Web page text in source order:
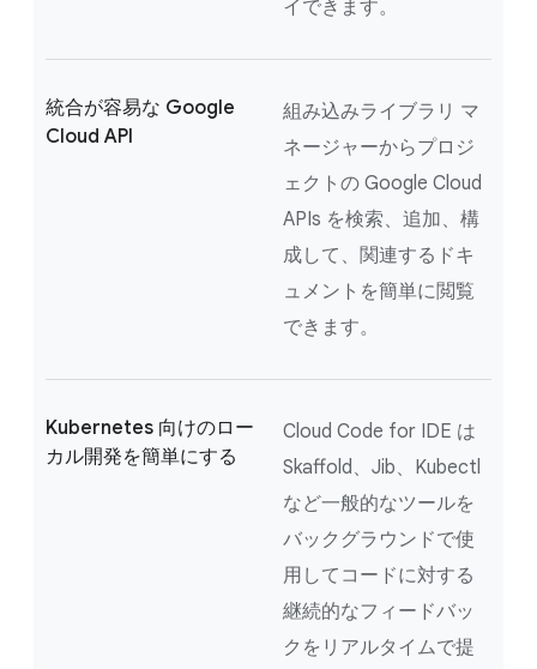
イできます。
統合が容易な Google
Cloud API
組み込みライブラリ マ
ネージャーからプロジ
ェクトの Google Cloud
APIs を検索、追加、構
成して、関連するドキ
ュメントを簡単に閲覧
できます。
Kubernetes 向けのロー
カル開発を簡単にする
Cloud Code for IDE は
Skaffold、Jib、Kubectl
など一般的なツールを
バックグラウンドで使
用してコードに対する
継続的なフィードバッ
クをリアルタイムで提